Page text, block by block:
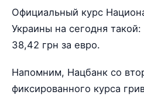
Официальный курс
Украины на сегодня
38,42 грн за евро.
Напомним, Нацбанк со
фиксированного курса